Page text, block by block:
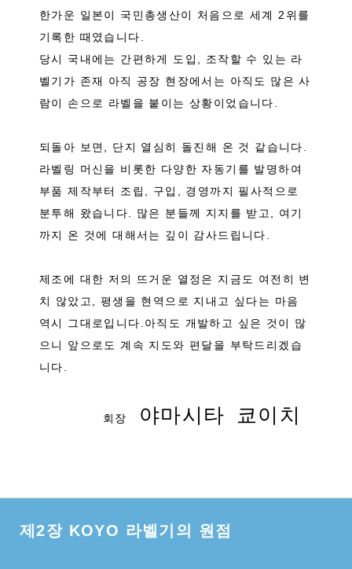
한가운 일본이 국민총생산이 처음으로 세계 2위를
기록한 때였습니다.
당시 국내에는 간편하게 도입, 조작할 수 있는 라
벨기가 존재 아직 공장 현장에서는 아직도 많은 사
람이 손으로 라벨을 붙이는 상황이었습니다.
되돌아 보면, 단지 열심히 돌진해 온 것 같습니다.
라벨링 머신을 비롯한 다양한 자동기를 발명하여
부품 제작부터 조립, 구입, 경영까지 필사적으로
분투해 왔습니다. 많은 분들께 지지를 받고, 여기
까지 온 것에 대해서는 깊이 감사드립니다.
제조에 대한 저의 뜨거운 열정은 지금도 여전히 변
치 않았고, 평생을 현역으로 지내고 싶다는 마음
역시 그대로입니다.아직도 개발하고 싶은 것이 많
으니 앞으로도 계속 지도와 편달을 부탁드리겠습
니다.
회장 야마시타 쿄이치
제2장 KOYO 라벨기의 원점